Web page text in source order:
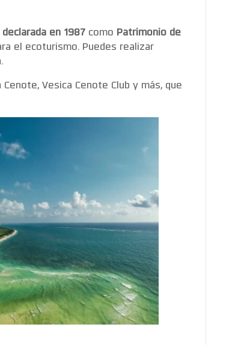
declarada en 1987 como Patrimonio de
el ecoturismo. Puedes realizar
Vesica Cenote Club y más, que